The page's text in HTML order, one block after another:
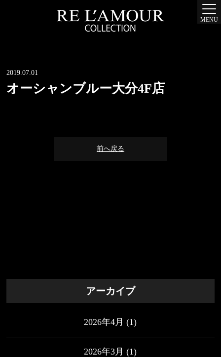
MENU
2019.07.01
オーシャンブルー大分4F店
前へ戻る
アーカイブ
2026年4月 (1)
2026年3月 (1)